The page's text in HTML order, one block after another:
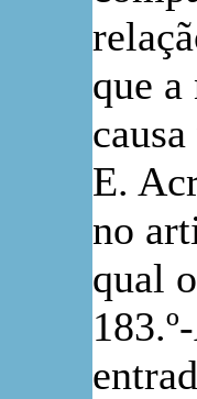
que
E.
no
qual